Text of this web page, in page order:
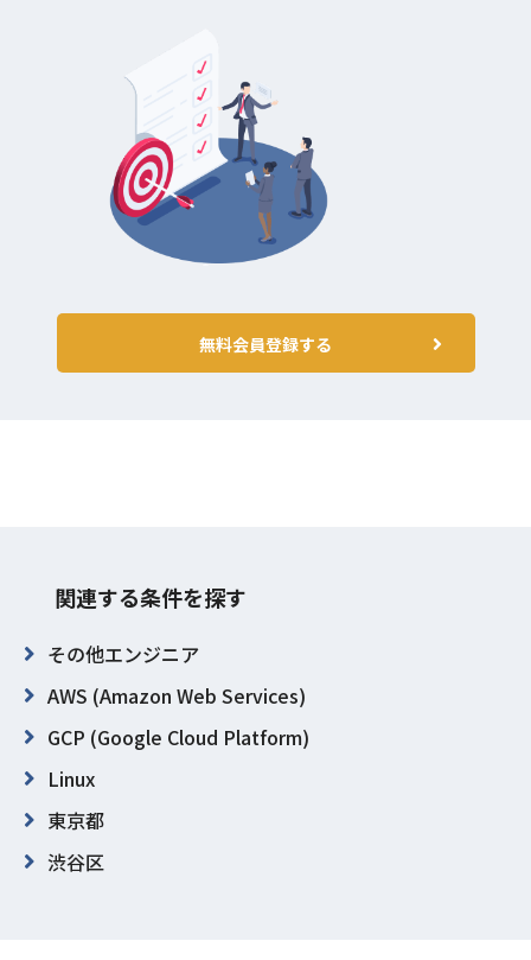
無料会員登録する
関連する条件を探す
その他エンジニア
AWS (Amazon Web Services)
GCP (Google Cloud Platform)
Linux
東京都
渋谷区